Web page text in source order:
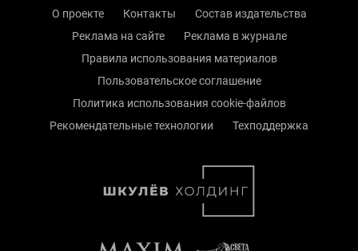
О проекте Контакты
Состав издательства
Реклама на сайте
Реклама в журнале
Правила использования материалов
Пользовательское соглашение
Политика использования cookie-файлов
Рекомендательные технологии
Техподдержка